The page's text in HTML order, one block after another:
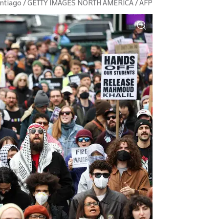
/ GETTY IMAGES NORTH AMERICA / AFP